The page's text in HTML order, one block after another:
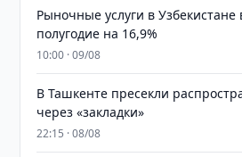
Рыночные услуги в Узбекистане
полугодие на 16,9%
10:00 · 09/08
В Ташкенте пресекли
через «закладки»
22:15 · 08/08